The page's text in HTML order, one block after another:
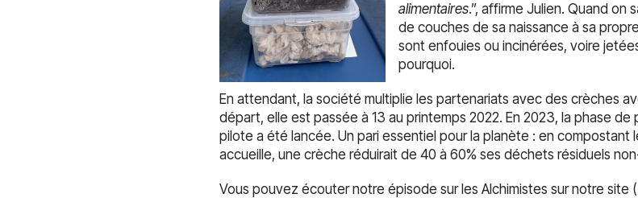
alimentaires.”, affirme Julien. Quand on
de couches de sa naissance à sa
sont enfouies ou incinérées, voire
pourquoi.
En attendant, la société multiplie les partenariats avec des crèches
départ, elle est passée à 13 au printemps 2022. En 2023, la phase
pilote a été lancée. Un pari essentiel pour la planète : en compostant
accueille, une crèche réduirait de 40 à 60% ses déchets résiduels
Vous pouvez écouter notre épisode sur les Alchimistes sur notre site